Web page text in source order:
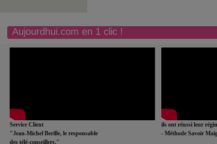
Aujourdhui.com en 1 clic !
Service Client
"Jean-Michel Berille, le responsable
des télé-conseillers."
ils ont réussi leur
- Méthode Savoir